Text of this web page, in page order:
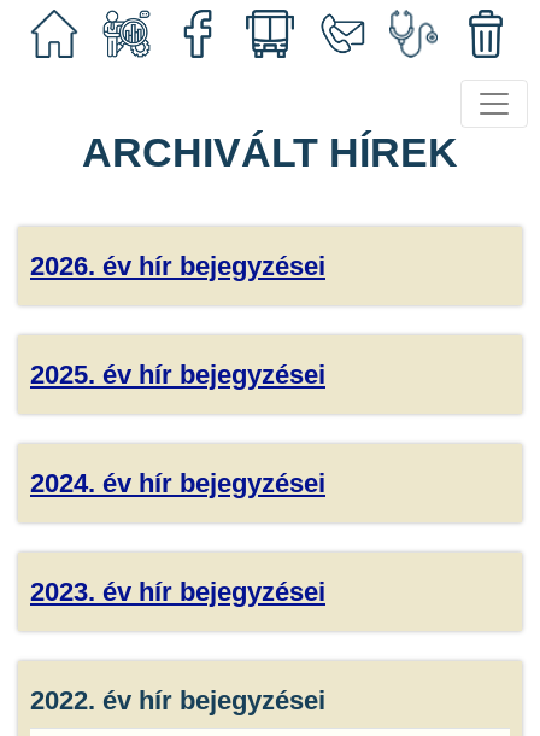
ARCHIVÁLT HÍREK
2026. év hír bejegyzései
2025. év hír bejegyzései
2024. év hír bejegyzései
2023. év hír bejegyzései
2022. év hír bejegyzései